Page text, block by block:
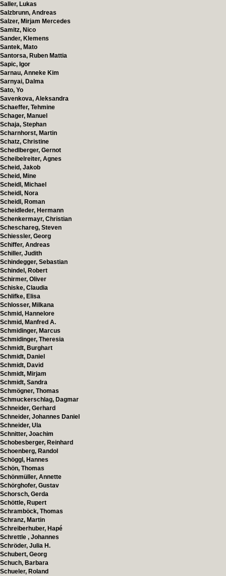
Saller, Lukas
Salzbrunn, Andreas
Salzer, Mirjam Mercedes
Samitz, Nico
Sander, Klemens
Santek, Mato
Santorsa, Ruben Mattia
Sapic, Igor
Sarnau, Anneke Kim
Sarnyai, Dalma
Sato, Yo
Savenkova, Aleksandra
Schaeffer, Tehmine
Schager, Manuel
Schaja, Stephan
Scharnhorst, Martin
Schatz, Christine
Schedlberger, Gernot
Scheibelreiter, Agnes
Scheid, Jakob
Scheid, Mine
Scheidl, Michael
Scheidl, Nora
Scheidl, Roman
Scheidleder, Hermann
Schenkermayr, Christian
Scheschareg, Steven
Schiessler, Georg
Schiffer, Andreas
Schiller, Judith
Schindegger, Sebastian
Schindel, Robert
Schirmer, Oliver
Schiske, Claudia
Schlifke, Elisa
Schlosser, Milkana
Schmid, Hannelore
Schmid, Manfred A.
Schmidinger, Marcus
Schmidinger, Theresia
Schmidt, Burghart
Schmidt, Daniel
Schmidt, David
Schmidt, Mirjam
Schmidt, Sandra
Schmögner, Thomas
Schmuckerschlag, Dagmar
Schneider, Gerhard
Schneider, Johannes Daniel
Schneider, Ula
Schnitter, Joachim
Schobesberger, Reinhard
Schoenberg, Randol
Schöggl, Hannes
Schön, Thomas
Schönmüller, Annette
Schörghofer, Gustav
Schorsch, Gerda
Schöttle, Rupert
Schramböck, Thomas
Schranz, Martin
Schreiberhuber, Hapé
Schrettle , Johannes
Schröder, Julia H.
Schubert, Georg
Schuch, Barbara
Schueler, Roland